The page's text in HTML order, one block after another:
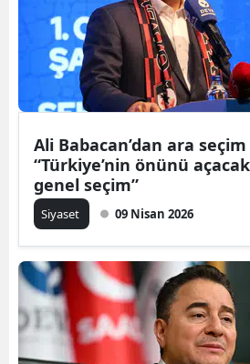
Ali Babacan’dan ara seçim
“Türkiye’nin önünü
genel seçim”
Siyaset 09 Nisan 2026